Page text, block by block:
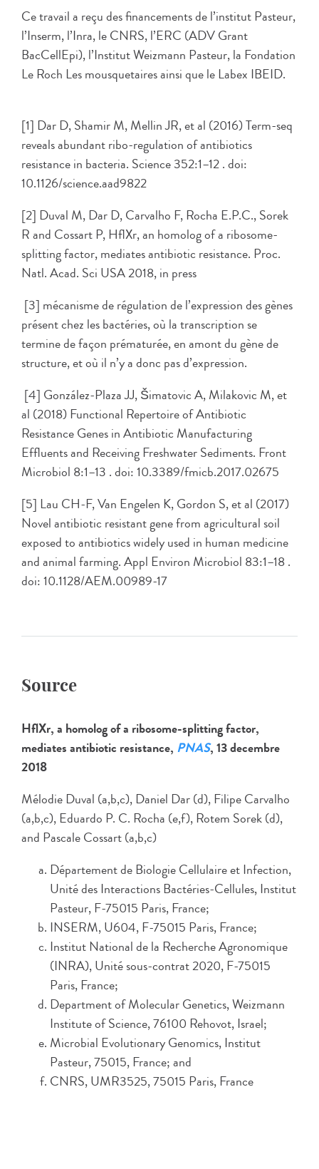
Ce travail a reçu des financements de l’institut Pasteur,
l’Inserm, l’Inra, le CNRS, l’ERC (ADV Grant
BacCellEpi), l’Institut Weizmann Pasteur, la Fondation
Le Roch Les mousquetaires ainsi que le Labex IBEID.
[1] Dar D, Shamir M, Mellin JR, et al (2016) Term-seq
reveals abundant ribo-regulation of antibiotics
resistance in bacteria. Science 352:1–12 . doi:
10.1126/science.aad9822
[2] Duval M, Dar D, Carvalho F, Rocha E.P.C., Sorek
R and Cossart P, HflXr, an homolog of a ribosome-
splitting factor, mediates antibiotic resistance. Proc.
Natl. Acad. Sci USA 2018, in press
[3] mécanisme de régulation de l’expression des gènes
présent chez les bactéries, où la transcription se
termine de façon prématurée, en amont du gène de
structure, et où il n’y a donc pas d’expression.
[4] González-Plaza JJ, Šimatovic A, Milakovic M, et
al (2018) Functional Repertoire of Antibiotic
Resistance Genes in Antibiotic Manufacturing
Effluents and Receiving Freshwater Sediments. Front
Microbiol 8:1–13 . doi: 10.3389/fmicb.2017.02675
[5] Lau CH-F, Van Engelen K, Gordon S, et al (2017)
Novel antibiotic resistant gene from agricultural soil
exposed to antibiotics widely used in human medicine
and animal farming. Appl Environ Microbiol 83:1–18 .
doi: 10.1128/AEM.00989-17
Source
HflXr, a homolog of a ribosome-splitting factor,
mediates antibiotic resistance, PNAS, 13 decembre
2018
Mélodie Duval (a,b,c), Daniel Dar (d), Filipe Carvalho
(a,b,c), Eduardo P. C. Rocha (e,f), Rotem Sorek (d),
and Pascale Cossart (a,b,c)
Département de Biologie Cellulaire et Infection,
Unité des Interactions Bactéries-Cellules, Institut
Pasteur, F-75015 Paris, France;
INSERM, U604, F-75015 Paris, France;
Institut National de la Recherche Agronomique
(INRA), Unité sous-contrat 2020, F-75015
Paris, France;
Department of Molecular Genetics, Weizmann
Institute of Science, 76100 Rehovot, Israel;
Microbial Evolutionary Genomics, Institut
Pasteur, 75015, France; and
CNRS, UMR3525, 75015 Paris, France